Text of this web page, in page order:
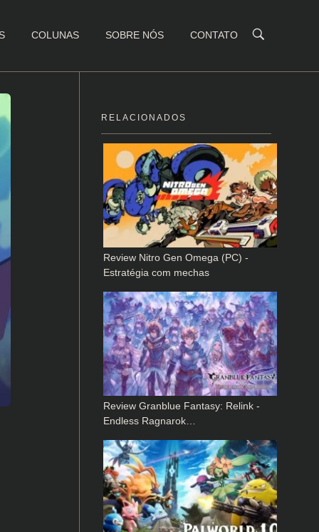
COLUNAS SOBRE NÓS CONTATO
RELACIONADOS
Review Nitro Gen Omega (PC) -
Estratégia com mechas
Review Granblue Fantasy: Relink -
Endless Ragnarok…